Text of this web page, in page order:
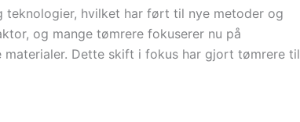
teknologier, hvilket har ført til nye metoder og
og mange tømrere fokuserer nu på
Dette skift i fokus har gjort tømrere til